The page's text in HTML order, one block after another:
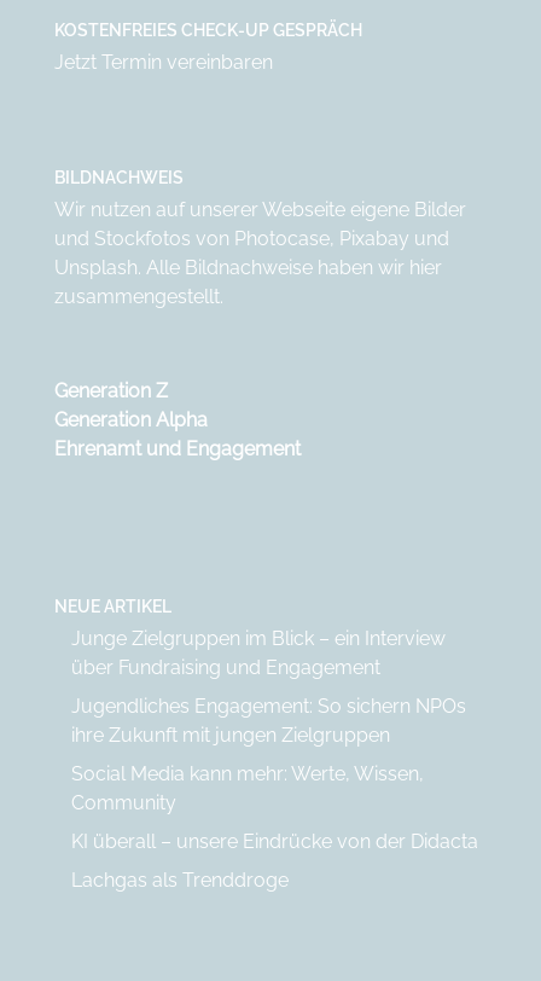
KOSTENFREIES CHECK-UP GESPRÄCH
Jetzt Termin vereinbaren
BILDNACHWEIS
Wir nutzen auf unserer Webseite eigene Bilder
und Stockfotos von Photocase, Pixabay und
Unsplash. Alle Bildnachweise haben wir hier
zusammengestellt.
Generation Z
Generation Alpha
Ehrenamt und Engagement
NEUE ARTIKEL
Junge Zielgruppen im Blick – ein Interview
über Fundraising und Engagement
Jugendliches Engagement: So sichern NPOs
ihre Zukunft mit jungen Zielgruppen
Social Media kann mehr: Werte, Wissen,
Community
KI überall – unsere Eindrücke von der Didacta
Lachgas als Trenddroge